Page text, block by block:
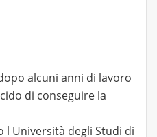
alcuni anni di lavoro
di conseguire la
l Università degli Studi di